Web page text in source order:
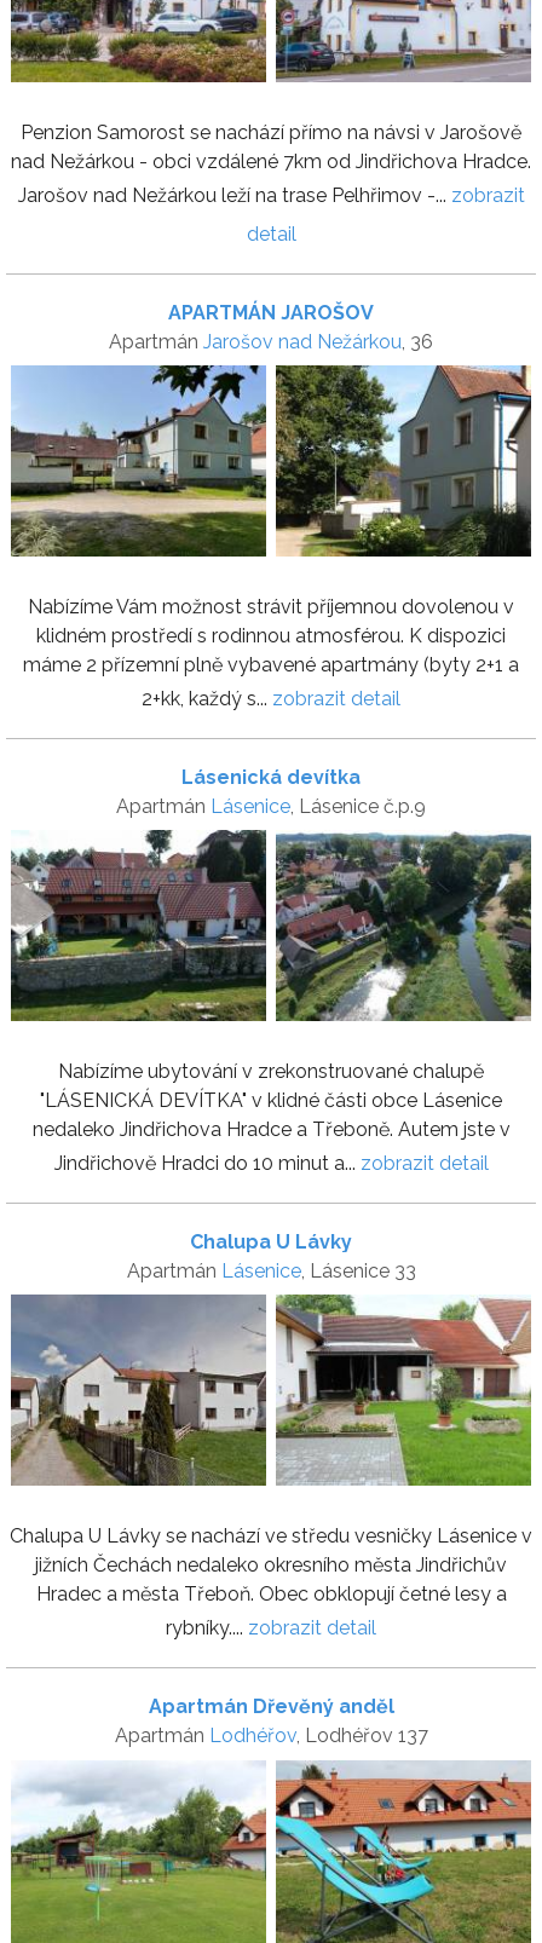
Penzion Samorost se nachází přímo na návsi v Jarošově
nad Nežárkou - obci vzdálené 7km od Jindřichova Hradce.
Jarošov nad Nežárkou leží na trase Pelhřimov -... zobrazit
detail
APARTMÁN JAROŠOV
Apartmán Jarošov nad Nežárkou, 36
Nabízíme Vám možnost strávit příjemnou dovolenou v
klidném prostředí s rodinnou atmosférou. K dispozici
máme 2 přízemní plně vybavené apartmány (byty 2+1 a
2+kk, každý s... zobrazit detail
Lásenická devítka
Apartmán Lásenice, Lásenice č.p.9
Nabízíme ubytování v zrekonstruované chalupě
"LÁSENICKÁ DEVÍTKA" v klidné části obce Lásenice
nedaleko Jindřichova Hradce a Třeboně. Autem jste v
Jindřichově Hradci do 10 minut a... zobrazit detail
Chalupa U Lávky
Apartmán Lásenice, Lásenice 33
Chalupa U Lávky se nachází ve středu vesničky Lásenice v
jižních Čechách nedaleko okresního města Jindřichův
Hradec a města Třeboň. Obec obklopují četné lesy a
rybníky.... zobrazit detail
Apartmán Dřevěný anděl
Apartmán Lodhéřov, Lodhéřov 137